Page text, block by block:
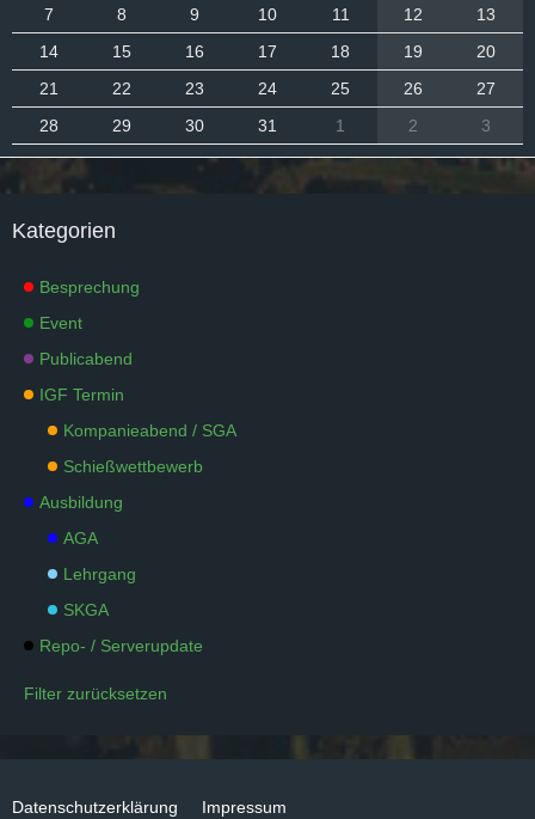
7
8 9 10 11 12
13
14
15 16 17 18 19
20
21
22 23 24 25 26
27
28
29 30 31 1 2 3
Kategorien
Besprechung
Event
Publicabend
IGF Termin
Kompanieabend / SGA
Schießwettbewerb
Ausbildung
AGA
Lehrgang
SKGA
Repo- / Serverupdate
Filter zurücksetzen
Datenschutzerklärung Impressum